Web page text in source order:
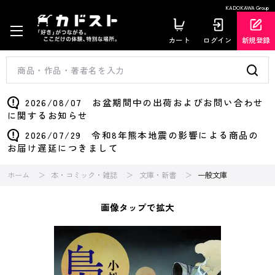
KADOKAWA Group
カート ログイン 新規登録
2026/08/07 お盆期間中の出荷およびお問い合わせ
に関するお知らせ
2026/07/29 令和8年熊本地震の影響による商品の
お届け遅延につきまして
ホーム 本・コミック・雑誌 文庫・新書 一般文庫
画像タップで拡大